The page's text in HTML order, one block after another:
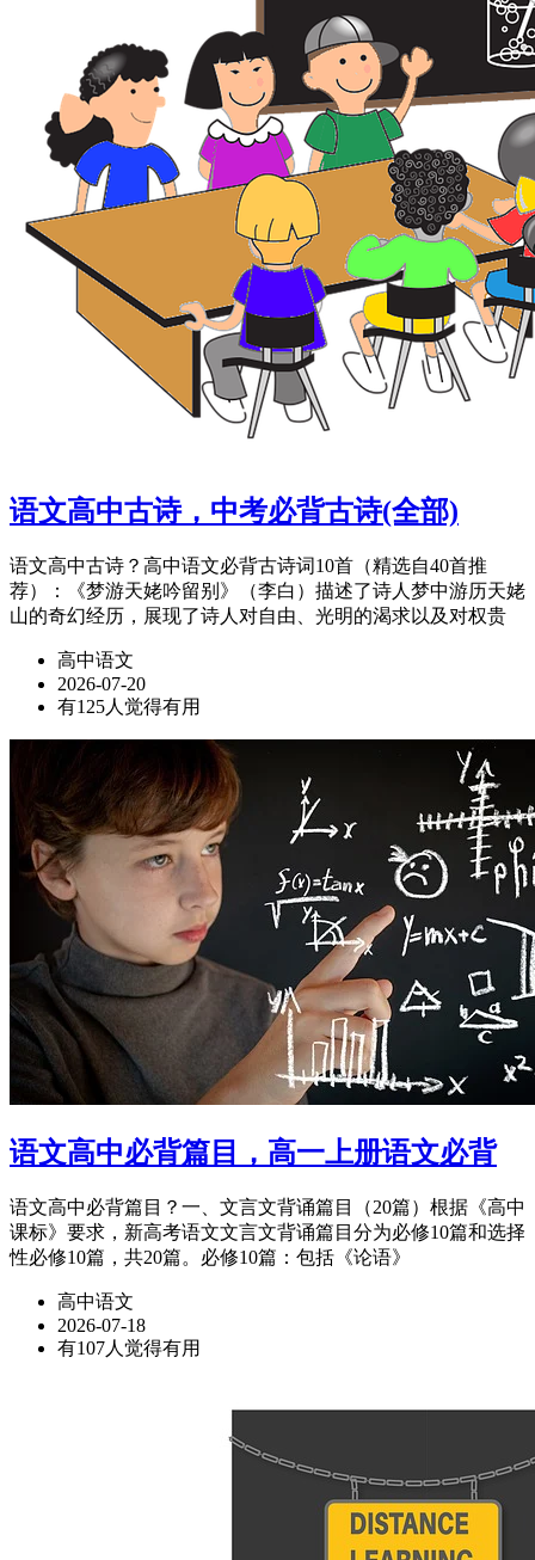
语文高中古诗，中考必背古诗(全部)
语文高中古诗？高中语文必背古诗词10首（精选自40首推
荐）：《梦游天姥吟留别》（李白）描述了诗人梦中游历天姥
山的奇幻经历，展现了诗人对自由、光明的渴求以及对权贵
高中语文
2026-07-20
有125人觉得有用
语文高中必背篇目，高一上册语文必背
语文高中必背篇目？一、文言文背诵篇目（20篇）根据《高中
课标》要求，新高考语文文言文背诵篇目分为必修10篇和选择
性必修10篇，共20篇。必修10篇：包括《论语》
高中语文
2026-07-18
有107人觉得有用